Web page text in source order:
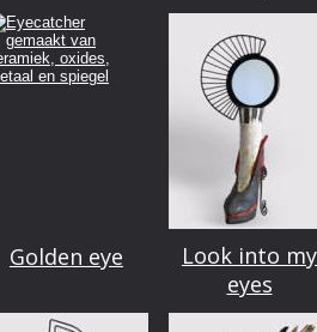
Golden eye
Look into
eyes